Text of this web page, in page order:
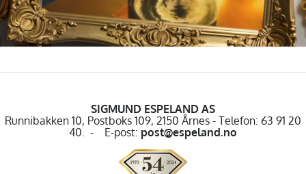
SIGMUND ESPELAND AS
Runnibakken 10, Postboks 109, 2150 Årnes - Telefon: 63 91 20
40. - E-post: post@espeland.no